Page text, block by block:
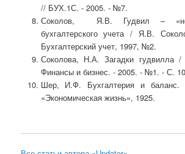
// БУХ.1С. - 2005. - №7.
Соколов, Я.В. Гудвил –
бухгалтерского учета / Я.В.
Бухгалтерский учет, 1997, №2.
Соколова, Н.А. Загадки гудвилла
Финансы и бизнес. - 2005. - №1. - С.
Шер, И.Ф. Бухгалтерия и
«Экономическая жизнь», 1925.